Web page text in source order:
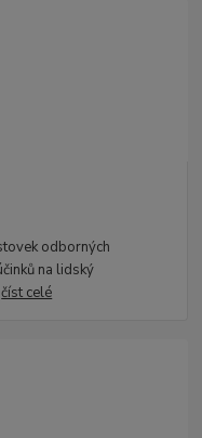
odborných
na lidský
číst celé